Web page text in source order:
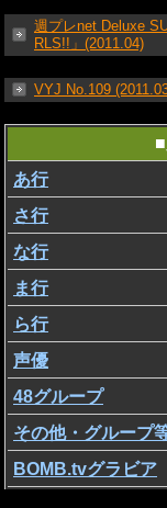
週プレnet Deluxe
RLS!!」(2011.04)
VYJ No.109
あ行
さ行
な行
ま行
ら行
声優
48グループ
その他・グループ
BOMB.tvグラビア